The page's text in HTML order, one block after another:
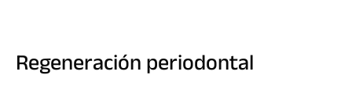
Regeneración periodontal